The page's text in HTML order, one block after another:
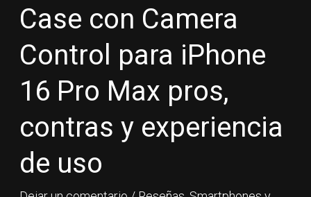
Case con Camera
Control para iPhone
16 Pro Max pros,
contras y experiencia
de uso
Control
para
iPhone
16
Pro
Max
contras
experiencia